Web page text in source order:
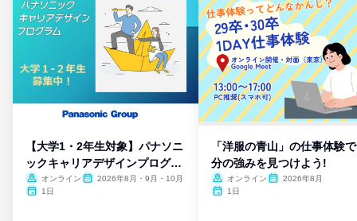
【大学1・2年生対象】パナソニ
ックキャリアデザインプログラ
ム
オンライン
2026年8月・9月・10月
1日
「洋服の青山」の仕事体験
分の強みを見つけよう!
オンライン
2026年8月
1日